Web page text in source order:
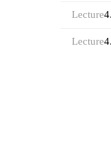
Lecture
Lecture